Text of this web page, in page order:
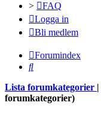
>
FAQ
Logga in
Bli medlem
Forumindex
Sök
Lista forumkategorier
forumkategorier)